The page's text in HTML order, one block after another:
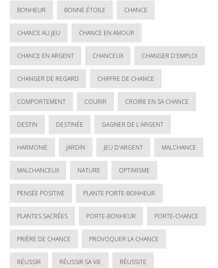
BONHEUR BONNE ÉTOILE CHANCE
CHANCE AU JEU CHANCE EN AMOUR
CHANCE EN ARGENT CHANCEUX CHANGER D'EMPLOI
CHANGER DE REGARD CHIFFRE DE CHANCE
COMPORTEMENT COURIR CROIRE EN SA CHANCE
DESTIN DESTINÉE GAGNER DE L'ARGENT
HARMONIE JARDIN JEU D'ARGENT MALCHANCE
MALCHANCEUX NATURE OPTIMISME
PENSÉE POSITIVE PLANTE PORTE-BONHEUR
PLANTES SACRÉES PORTE-BONHEUR PORTE-CHANCE
PRIÈRE DE CHANCE PROVOQUER LA CHANCE
RÉUSSIR RÉUSSIR SA VIE RÉUSSITE